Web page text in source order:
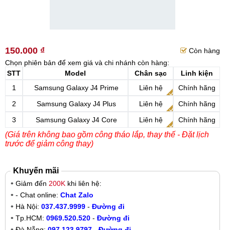
150.000 ₫
Còn hàng
Chọn phiên bản để xem giá và chi nhánh còn hàng:
STT
Model Chân sạc
Linh kiện
1
Samsung Galaxy J4 Prime Liên hệ
Chính hãng
2
Samsung Galaxy J4 Plus Liên hệ
Chính hãng
3
Samsung Galaxy J4 Core Liên hệ Chính hãng
(Giá trên không bao gồm công tháo lắp, thay thế - Đặt lịch
trước để giảm công thay)
Khuyến mãi
Giảm đến 200K khi liên hệ:
- Chat online: Chat Zalo
Hà Nội: 037.437.9999 - Đường đi
Tp.HCM: 0969.520.520 - Đường đi